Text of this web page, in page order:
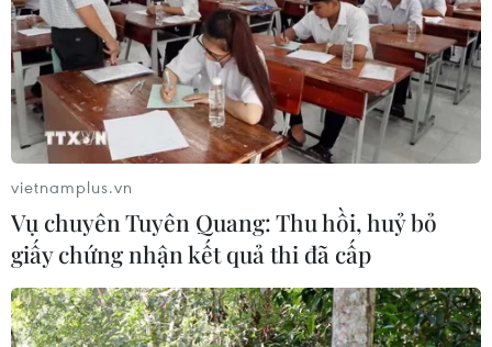
Số thu ngân sách từ xuất nhập khẩu trong
quý 1 năm nay tăng 9,7%
04/04/2025 07:13
Để hoàn thành nhiệm vụ thu ngân sách nhà nước năm
2025 đạt khoảng 411.000 tỷ đồng, Cục Hải quan đã yêu
cầu các đơn vị hải quan khu vực triển khai giải pháp
vietnamplus.vn
Vụ chuyên Tuyên Quang: Thu hồi, huỷ bỏ
giấy chứng nhận kết quả thi đã cấp